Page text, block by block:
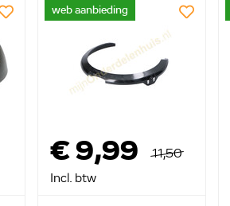
web aanbieding
€ 9,99
11,50
Incl. btw